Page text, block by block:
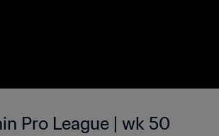
Pro League | wk 50